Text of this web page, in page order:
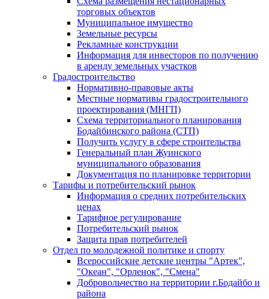
торговых объектов
Муниципальное имущество
Земельные ресурсы
Рекламные конструкции
Информация для инвесторов по получению
в аренду земельных участков
Градостроительство
Нормативно-правовые акты
Местные нормативы градостроительного
проектирования (МНГП)
Схема территориального планирования
Бодайбинского района (СТП)
Получить услугу в сфере строительства
Генеральный план Жуинского
муниципального образования
Документация по планировке территории
Тарифы и потребительский рынок
Информация о средних потребительских
ценах
Тарифное регулирование
Потребительский рынок
Защита прав потребителей
Отдел по молодежной политике и спорту
Всероссийские детские центры "Артек",
"Океан", "Орленок", "Смена"
Добровольчество на территории г.Бодайбо и
района